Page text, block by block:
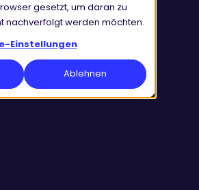
gesetzt, um daran zu
nachverfolgt werden möchten.
Einstellungen
Ablehnen